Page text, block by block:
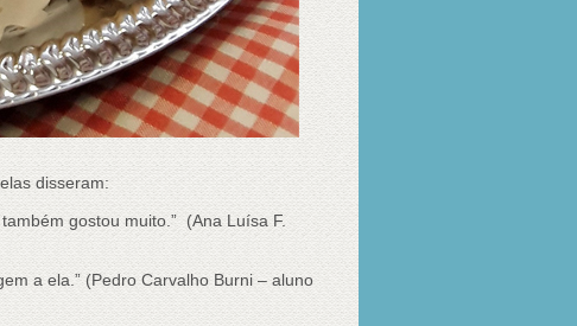
disseram:
gostou muito.” (Ana Luísa F.
a ela.” (Pedro Carvalho Burni – aluno